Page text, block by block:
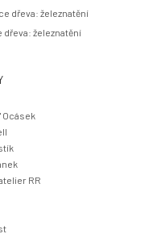
dřeva: železnatění
dřeva: železnatění
Ocásek
RR